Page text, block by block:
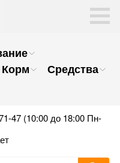
Корм
Средства
47 (10:00 до 18:00 Пн-